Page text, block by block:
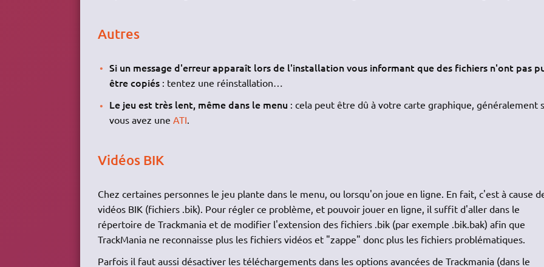
Autres
Si un message d'erreur apparaît lors de l'installation vous informant que des fichiers n'ont pas
être copiés : tentez une réinstallation…
Le jeu est très lent, même dans le menu : cela peut être dû à votre carte graphique, généralement
vous avez uneATI.
Vidéos BIK
Chez certaines personnes le jeu plante dans le menu, ou lorsqu'on joue en ligne. En fait, c'est à cause
vidéos BIK (fichiers .bik). Pour régler ce problème, et pouvoir jouer en ligne, il suffit d'aller dans le
répertoire de Trackmania et de modifier l'extension des fichiers .bik (par exemple .bik.bak) afin que
TrackMania ne reconnaisse plus les fichiers vidéos et "zappe" donc plus les fichiers problématiques.
Parfois il faut aussi désactiver les téléchargements dans les options avancées de Trackmania (dans le